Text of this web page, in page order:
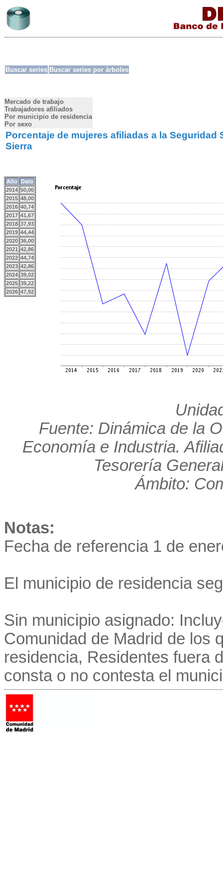
Buscar series Buscar series por árboles
Mercado de trabajo
Trabajadores afiliados
Por municipio de residencia
Por sexo
Porcentaje de mujeres afiliadas a la
Sierra
Año
Dato
2014 50,00
2015 48,00
2016 40,74
2017 41,67
2018 37,93
2019 44,44
2020 36,00
2021 42,86
2022 44,74
2023 42,86
2024 39,02
2025 39,22
2026 47,92
Fuente: Dinámica de la
Economía e Industria.
Tesorería
Ámbito:
Notas:
Fecha de referencia 1 de
El municipio de residencia
Sin municipio asignado:
Comunidad de Madrid de los
residencia, Residentes fuera
consta o no contesta el